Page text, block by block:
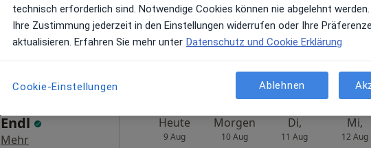
Google Maps
Zahnarzt
Telefonnummer anzeigen
Mehr
Heute
9 Aug
Morgen
10 Aug
Di,
11 Aug
Mi,
12 Aug
technisch erforderlich sind. Notwendige Cookies können nie abgelehnt werden.
Ihre Zustimmung jederzeit in den Einstellungen widerrufen oder Ihre
aktualisieren. Erfahren Sie mehr unter Datenschutz und Cookie Erklärung
Cookie-Einstellungen Ablehnen